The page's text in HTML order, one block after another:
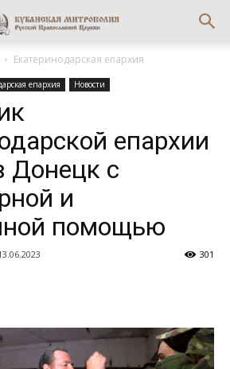
Екатеринодарская епархия
епархия Новости
епархии
Донецк с
и
помощью
301